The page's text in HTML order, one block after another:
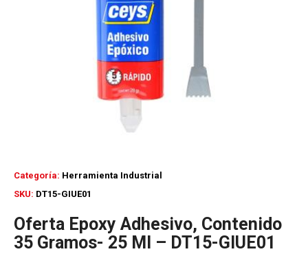
SKU: DT15-GIUE01
Categoría: Herramienta Industrial
Oferta Epoxy Adhesivo, Contenido
35 Gramos- 25 Ml – DT15-GIUE01